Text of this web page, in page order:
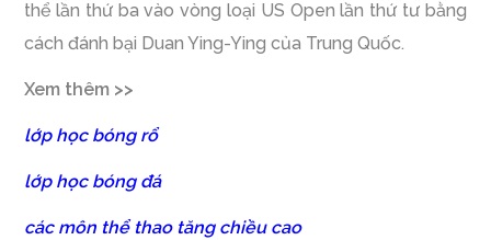
thể lần thứ ba vào vòng loại US Open lần thứ tư bằng
cách đánh bại Duan Ying-Ying của Trung Quốc.
Xem thêm >>
lớp học bóng rổ
lớp học bóng đá
các môn thể thao tăng chiều cao